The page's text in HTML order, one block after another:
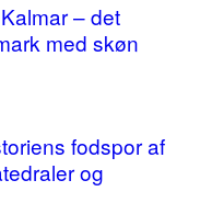
– det
med skøn
fodspor af
og